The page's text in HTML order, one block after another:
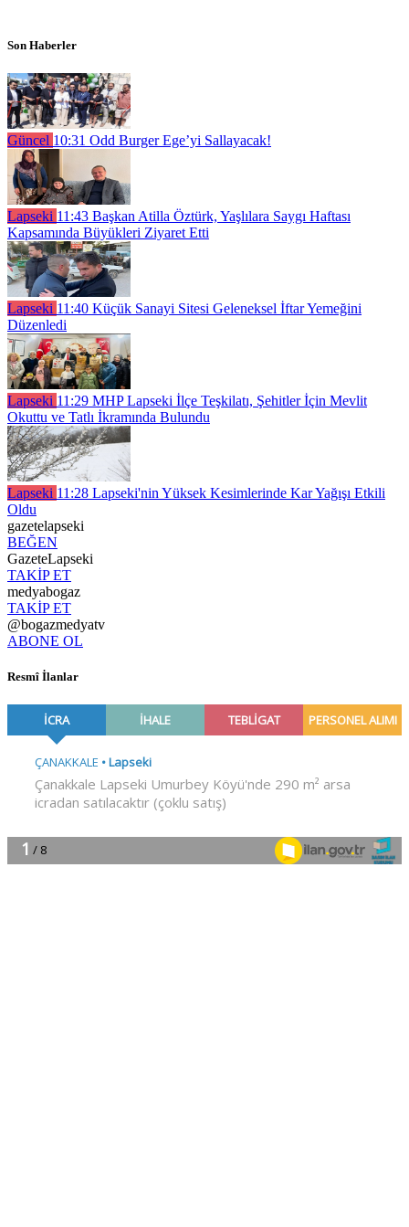
Son Haberler
Güncel 10:31 Odd Burger Ege’yi Sallayacak!
Lapseki 11:43 Başkan Atilla Öztürk, Yaşlılara Saygı Haftası
Kapsamında Büyükleri Ziyaret Etti
Lapseki 11:40 Küçük Sanayi Sitesi Geleneksel İftar Yemeğini
Düzenledi
Lapseki 11:29 MHP Lapseki İlçe Teşkilatı, Şehitler İçin Mevlit
Okuttu ve Tatlı İkramında Bulundu
Lapseki 11:28 Lapseki'nin Yüksek Kesimlerinde Kar Yağışı Etkili
Oldu
gazetelapseki
BEĞEN
GazeteLapseki
TAKİP ET
medyabogaz
TAKİP ET
@bogazmedyatv
ABONE OL
Resmî İlanlar